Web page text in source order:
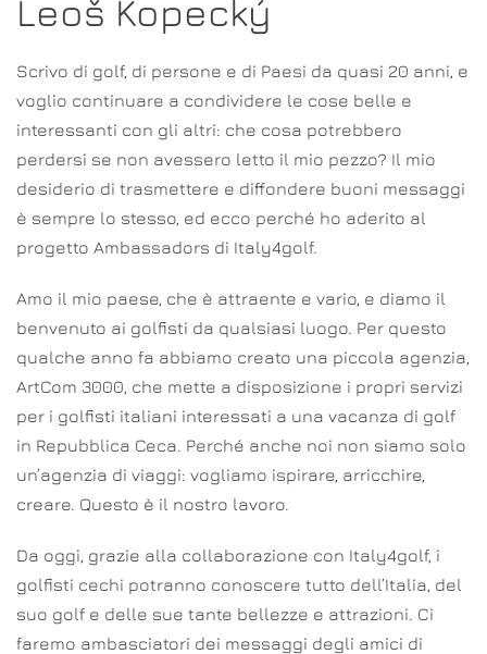
Leoš Kopecký
Scrivo di golf, di persone e di Paesi da quasi 20 anni, e
voglio continuare a condividere le cose belle e
interessanti con gli altri: che cosa potrebbero
perdersi se non avessero letto il mio pezzo? Il mio
desiderio di trasmettere e diffondere buoni messaggi
è sempre lo stesso, ed ecco perché ho aderito al
progetto Ambassadors di Italy4golf.
Amo il mio paese, che è attraente e vario, e diamo il
benvenuto ai golfisti da qualsiasi luogo. Per questo
qualche anno fa abbiamo creato una piccola agenzia,
ArtCom 3000, che mette a disposizione i propri servizi
per i golfisti italiani interessati a una vacanza di golf
in Repubblica Ceca. Perché anche noi non siamo solo
un’agenzia di viaggi: vogliamo ispirare, arricchire,
creare. Questo è il nostro lavoro.
Da oggi, grazie alla collaborazione con Italy4golf, i
golfisti cechi potranno conoscere tutto dell’Italia, del
suo golf e delle sue tante bellezze e attrazioni. Ci
faremo ambasciatori dei messaggi degli amici di